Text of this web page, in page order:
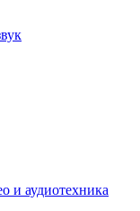
и аудиотехника